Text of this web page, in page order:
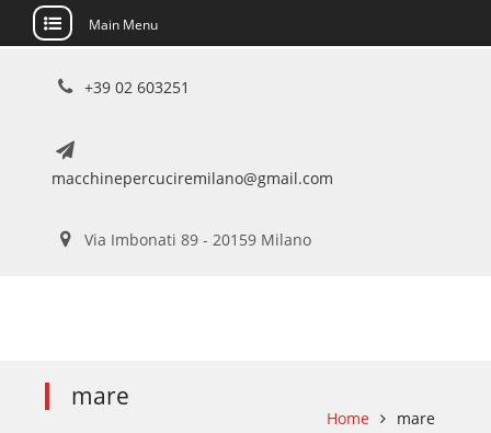
Main Menu
+39 02 603251
macchinepercuciremilano@gmail.com
Via Imbonati 89 - 20159 Milano
mare
Home mare